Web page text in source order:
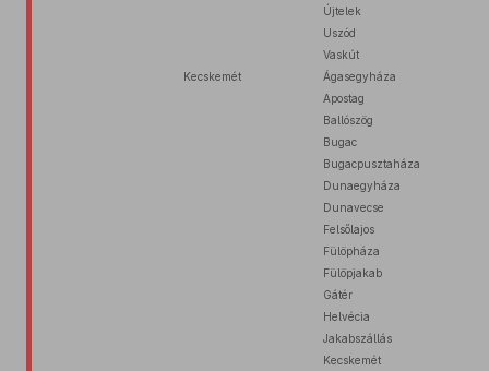
Újtelek
Uszód
Vaskút
Kecskemét
Ágasegyháza
Apostag
Ballószög
Bugac
Bugacpusztaháza
Dunaegyháza
Dunavecse
Felsőlajos
Fülöpháza
Fülöpjakab
Gátér
Helvécia
Jakabszállás
Kecskemét